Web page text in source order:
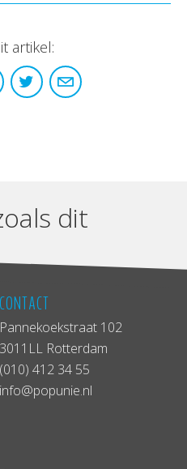
artikel:
dit
CONTACT
Pannekoekstraat 102
3011LL Rotterdam
(010) 412 34 55
info@popunie.nl